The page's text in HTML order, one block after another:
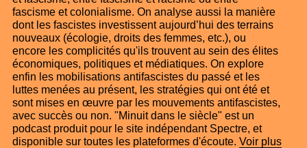
fascisme et colonialisme. On analyse aussi la manière
dont les fascistes investissent aujourd’hui des terrains
nouveaux (écologie, droits des femmes, etc.), ou
encore les complicités qu'ils trouvent au sein des élites
économiques, politiques et médiatiques. On explore
enfin les mobilisations antifascistes du passé et les
luttes menées au présent, les stratégies qui ont été et
sont mises en œuvre par les mouvements antifascistes,
avec succès ou non. "Minuit dans le siècle" est un
podcast produit pour le site indépendant Spectre, et
disponible sur toutes les plateformes d'écoute.Voir plus